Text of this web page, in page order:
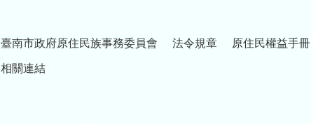
臺南市政府原住民族事務委員會 法令規章 原住民權益手冊
相關連結